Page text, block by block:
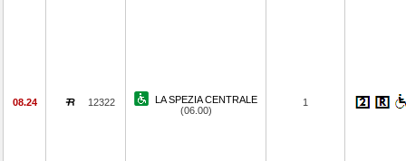
08.24 12322
LA SPEZIA CENTRALE
(06.00)
1